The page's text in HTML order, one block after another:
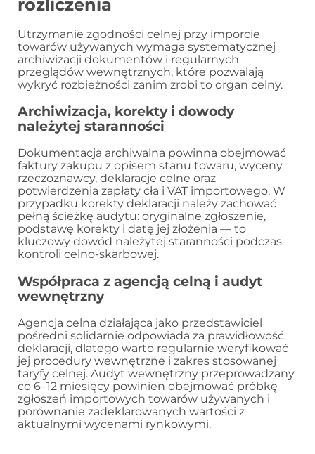
rozliczenia
Utrzymanie zgodności celnej przy imporcie
towarów używanych wymaga systematycznej
archiwizacji dokumentów i regularnych
przeglądów wewnętrznych, które pozwalają
wykryć rozbieżności zanim zrobi to organ celny.
Archiwizacja, korekty i dowody
należytej staranności
Dokumentacja archiwalna powinna obejmować
faktury zakupu z opisem stanu towaru, wyceny
rzeczoznawcy, deklaracje celne oraz
potwierdzenia zapłaty cła i VAT importowego. W
przypadku korekty deklaracji należy zachować
pełną ścieżkę audytu: oryginalne zgłoszenie,
podstawę korekty i datę jej złożenia — to
kluczowy dowód należytej staranności podczas
kontroli celno-skarbowej.
Współpraca z agencją celną i audyt
wewnętrzny
Agencja celna działająca jako przedstawiciel
pośredni solidarnie odpowiada za prawidłowość
deklaracji, dlatego warto regularnie weryfikować
jej procedury wewnętrzne i zakres stosowanej
taryfy celnej. Audyt wewnętrzny przeprowadzany
co 6–12 miesięcy powinien obejmować próbkę
zgłoszeń importowych towarów używanych i
porównanie zadeklarowanych wartości z
aktualnymi wycenami rynkowymi.